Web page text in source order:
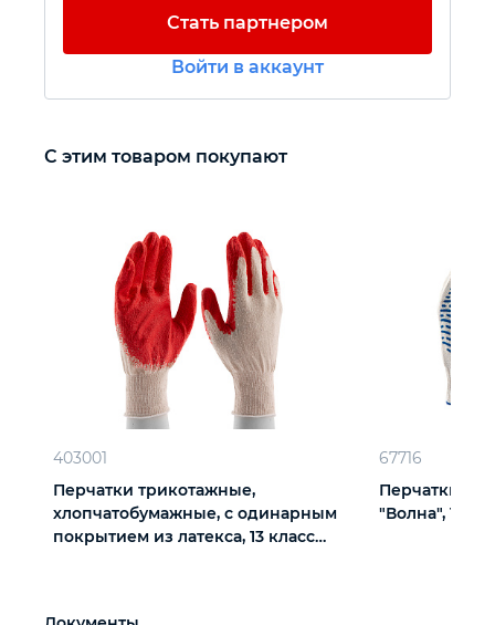
Крепежный инструмент
Стать партнером
Войти в аккаунт
С этим товаром покупают
403001
Перчатки трикотажные,
хлопчатобумажные, с одинарным
покрытием из латекса, 13 класс
67716
Перчатки х/
"Волна", 10